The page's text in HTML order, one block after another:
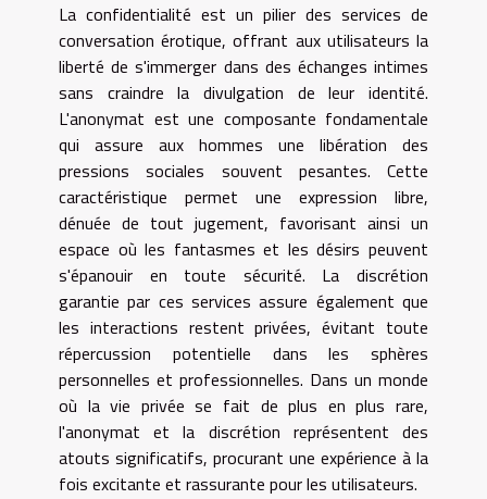
La confidentialité est un pilier des services de
conversation érotique, offrant aux utilisateurs la
liberté de s'immerger dans des échanges intimes
sans craindre la divulgation de leur identité.
L'anonymat est une composante fondamentale
qui assure aux hommes une libération des
pressions sociales souvent pesantes. Cette
caractéristique permet une expression libre,
dénuée de tout jugement, favorisant ainsi un
espace où les fantasmes et les désirs peuvent
s'épanouir en toute sécurité. La discrétion
garantie par ces services assure également que
les interactions restent privées, évitant toute
répercussion potentielle dans les sphères
personnelles et professionnelles. Dans un monde
où la vie privée se fait de plus en plus rare,
l'anonymat et la discrétion représentent des
atouts significatifs, procurant une expérience à la
fois excitante et rassurante pour les utilisateurs.